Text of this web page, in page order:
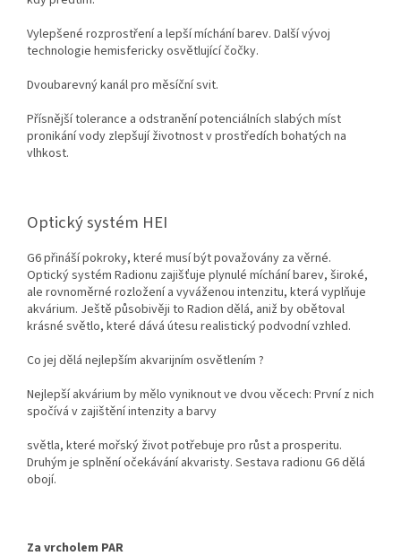
Vylepšené rozprostření a lepší míchání barev. Další vývoj
technologie hemisfericky osvětlující čočky.
Dvoubarevný kanál pro měsíční svit.
Přísnější tolerance a odstranění potenciálních slabých míst
pronikání vody zlepšují životnost v prostředích bohatých na
vlhkost.
Optický systém HEI
G6 přináší pokroky, které musí být považovány za věrné.
Optický systém Radionu zajišťuje plynulé míchání barev, široké,
ale rovnoměrné rozložení a vyváženou intenzitu, která vyplňuje
akvárium. Ještě působivěji to Radion dělá, aniž by obětoval
krásné světlo, které dává útesu realistický podvodní vzhled.
Co jej dělá nejlepším akvarijním osvětlením ?
Nejlepší akvárium by mělo vyniknout ve dvou věcech: První z nich
spočívá v zajištění intenzity a barvy
světla, které mořský život potřebuje pro růst a prosperitu.
Druhým je splnění očekávání akvaristy. Sestava radionu G6 dělá
obojí.
Za vrcholem PAR